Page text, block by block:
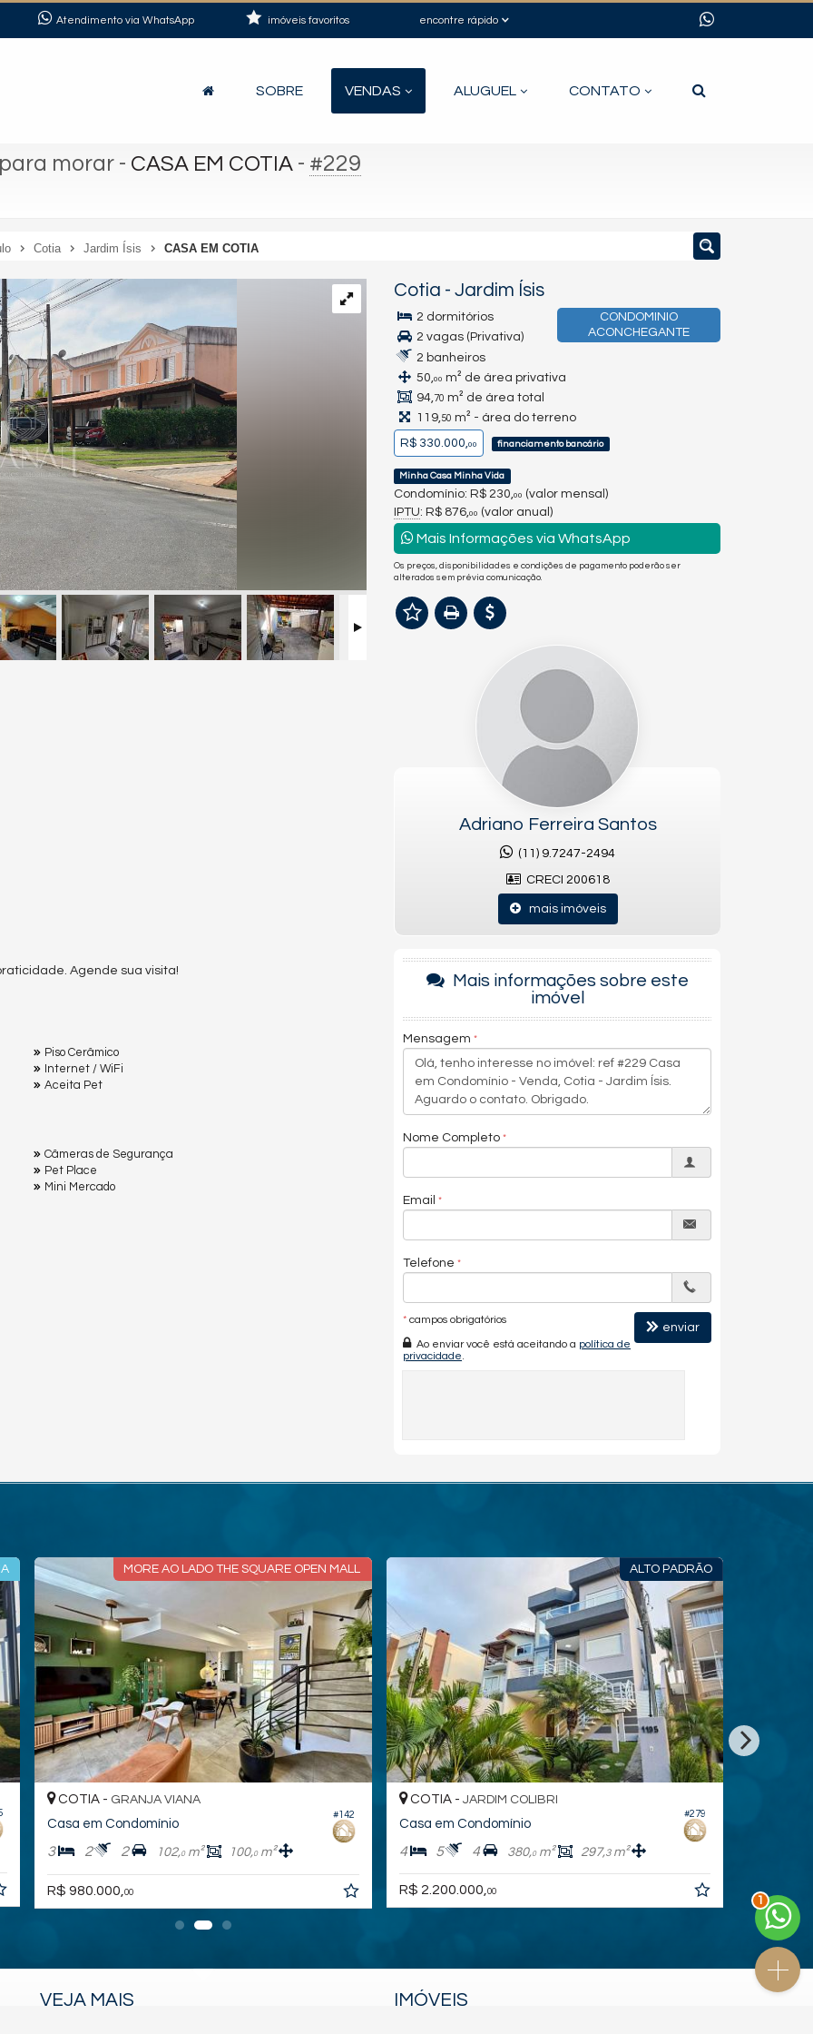
Atendimento via WhatsApp encontre rápido
imóveis favoritos
SOBRE VENDAS ALUGUEL CONTATO
morar - CASA EM COTIA - #229
Cotia Jardim Ísis CASA EM COTIA
Agende sua visita!
Piso Cerâmico
Internet / WiFi
Aceita Pet
Câmeras de Segurança
Pet Place
Mini Mercado
Cotia - Jardim Ísis
CONDOMINIO
ACONCHEGANTE
2 dormitórios
2 vagas (Privativa)
2 banheiros
50,00 m² de área privativa
94,70 m² de área total
119,50 m² - área do terreno
R$ 330.000,00 financiamento bancário
Minha Casa Minha Vida
Condomínio: R$ 230, 00 (valor mensal)
IPTU: R$ 876, 00 (valor anual)
Mais Informações via WhatsApp
Os preços, disponibilidades e condições de pagamento poderão ser
alterados sem prévia comunicação.
Adriano Ferreira Santos
(11) 9.7247-2494
CRECI 200618
mais imóveis
Mais informações sobre este
imóvel
Mensagem
Nome Completo
Email
Telefone
* campos obrigatórios
Ao enviar você está aceitando a política de
privacidade
enviar
MORE AO LADO THE SQUARE OPEN MALL
#142
COTIA - GRANJA VIANA
Casa em Condomínio
3 2 2 102,0m² 100,0m²
R$ 980.000,00
ALTO PADRÃO
#279
COTIA - JARDIM COLIBRI
Casa em Condomínio
4 5 4 380,0m² 297,3m²
R$ 2.200.000, 00 R$
VEJA MAIS IMÓVEIS